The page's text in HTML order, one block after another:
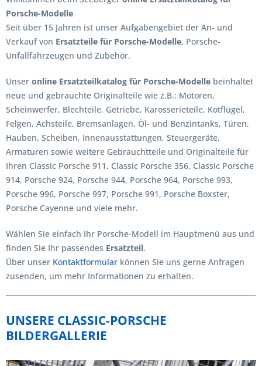
Porsche-Modelle
Seit über 15 Jahren ist unser Aufgabengebiet der An- und
Verkauf von Ersatzteile für Porsche-Modelle, Porsche-
Unfallfahrzeugen und Zubehör.
Unser online Ersatzteilkatalog für Porsche-Modelle beinhaltet
neue und gebrauchte Originalteile wie z.B.: Motoren,
Scheinwerfer, Blechteile, Getriebe, Karosserieteile, Kotflügel,
Felgen, Achsteile, Bremsanlagen, Öl- und Benzintanks, Türen,
Hauben, Scheiben, Innenausstattungen, Steuergeräte,
Armaturen sowie weitere Gebrauchtteile und Originalteile für
Ihren Classic Porsche 911, Classic Porsche 356, Classic Porsche
914, Porsche 924, Porsche 944, Porsche 964, Porsche 993,
Porsche 996, Porsche 997, Porsche 991, Porsche Boxster,
Porsche Cayenne und viele mehr.
Wählen Sie einfach Ihr Porsche-Modell im Hauptmenü aus und
finden Sie Ihr passendes Ersatzteil.
Über unser Kontaktformular können Sie uns gerne Anfragen
zusenden, um mehr Informationen zu erhalten.
UNSERE CLASSIC-PORSCHE
BILDERGALLERIE